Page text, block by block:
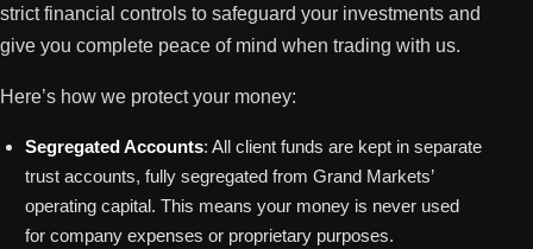
strict financial controls to safeguard your investments and
give you complete peace of mind when trading with us.
Here’s how we protect your money:
Segregated Accounts: All client funds are kept in separate
trust accounts, fully segregated from Grand Markets’
operating capital. This means your money is never used
for company expenses or proprietary purposes.